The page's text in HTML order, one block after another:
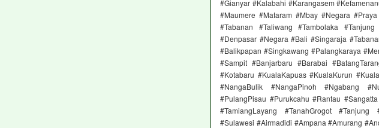
#Gianyar #Kalabahi #Karangasem
#Maumere #Mataram #Mbay #Negara
#Tabanan #Taliwang #Tambolaka
#Denpasar #Negara #Bali #Singaraja
#Balikpapan #Singkawang #Palangkaraya
#Sampit #Banjarbaru #Barabai
#Kotabaru #KualaKapuas #KualaKurun
#NangaBulik #NangaPinoh #Ngabang
#PulangPisau #Purukcahu #Rantau
#TamiangLayang #TanahGrogot #Tanjung
#Sulawesi #Airmadidi #Ampana #Amurang